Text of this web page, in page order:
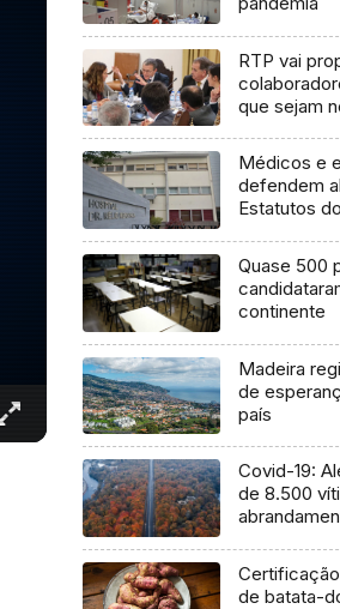
RTP vai
que sejam
Médicos e
defendem
Estatutos
Quase 500
continente
Madeira
de
país
Covid-19:
de 8.500
de batata-